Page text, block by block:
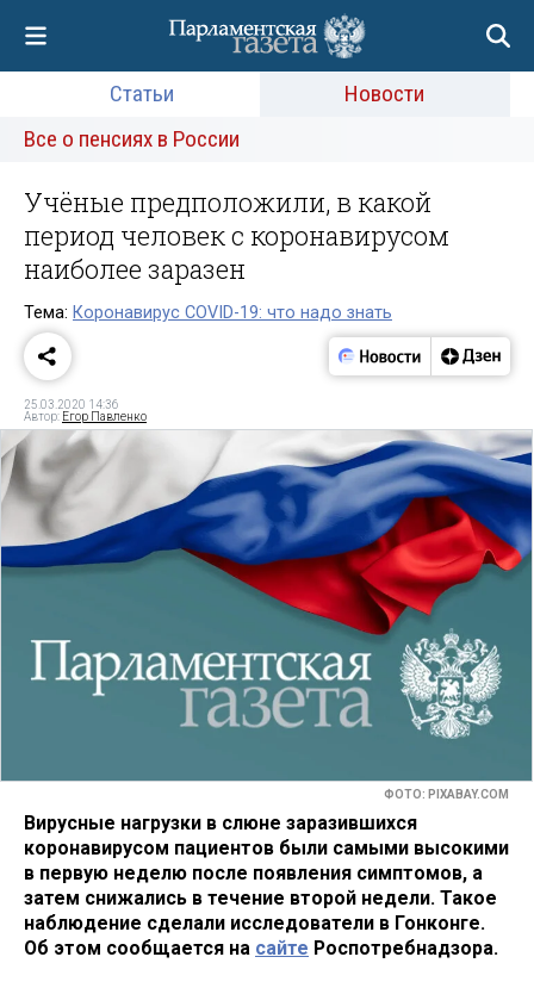
Статьи
Новости
Все о пенсиях в России
Учёные предположили, в какой
период человек с коронавирусом
наиболее заразен
Тема: Коронавирус COVID-19: что надо знать
25.03.2020 14:36
Автор: Егор Павленко
ФОТО: PIXABAY.COM
Вирусные нагрузки в слюне заразившихся
коронавирусом пациентов были самыми высокими
в первую неделю после появления симптомов, а
затем снижались в течение второй недели. Такое
наблюдение сделали исследователи в Гонконге.
Об этом сообщается на сайте Роспотребнадзора.